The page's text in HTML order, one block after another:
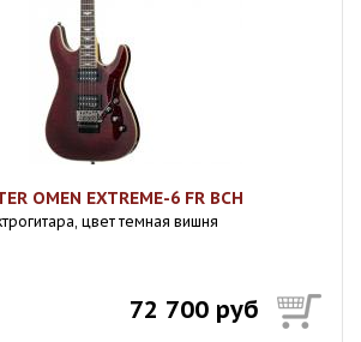
OMEN EXTREME-6 FR BCH
цвет темная вишня
72 700 руб